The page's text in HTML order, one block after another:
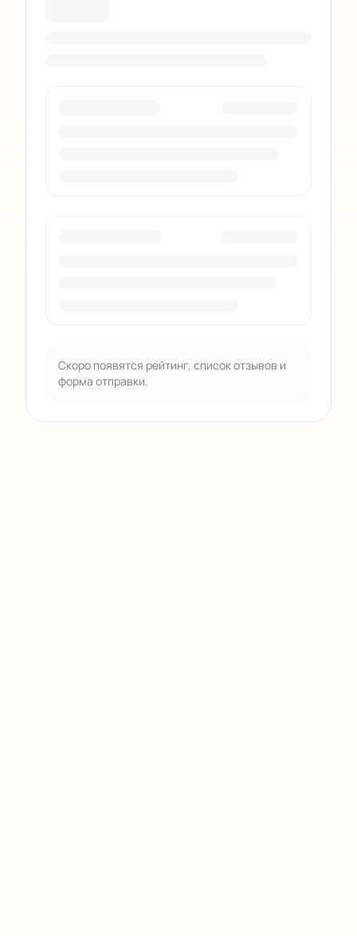
Скоро появятся рейтинг, список отзывов и
форма отправки.